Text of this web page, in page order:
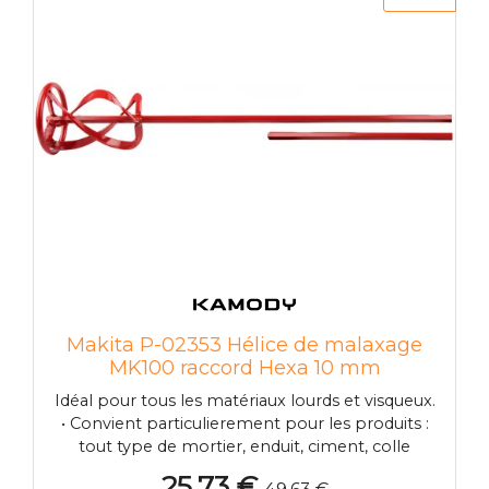
La géométrie de la turbine permet une
universelle. Spécifications techniques: Diametre
(D): 135 mm • Longueur totale: 590 mm •
Mélange de capacité: 15 - 30 kg • Support de
filetage: M14 • Quantité mélange: 15 a 30 kg •
Makita P-02353 Hélice de malaxage
MK100 raccord Hexa 10 mm
Idéal pour tous les matériaux lourds et visqueux.
• Convient particulierement pour les produits :
tout type de mortier, enduit, ciment, colle